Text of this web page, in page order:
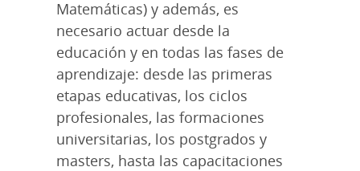
Matemáticas) y además, es
necesario actuar desde la
educación y en todas las fases de
aprendizaje: desde las primeras
etapas educativas, los ciclos
profesionales, las formaciones
universitarias, los postgrados y
masters, hasta las capacitaciones